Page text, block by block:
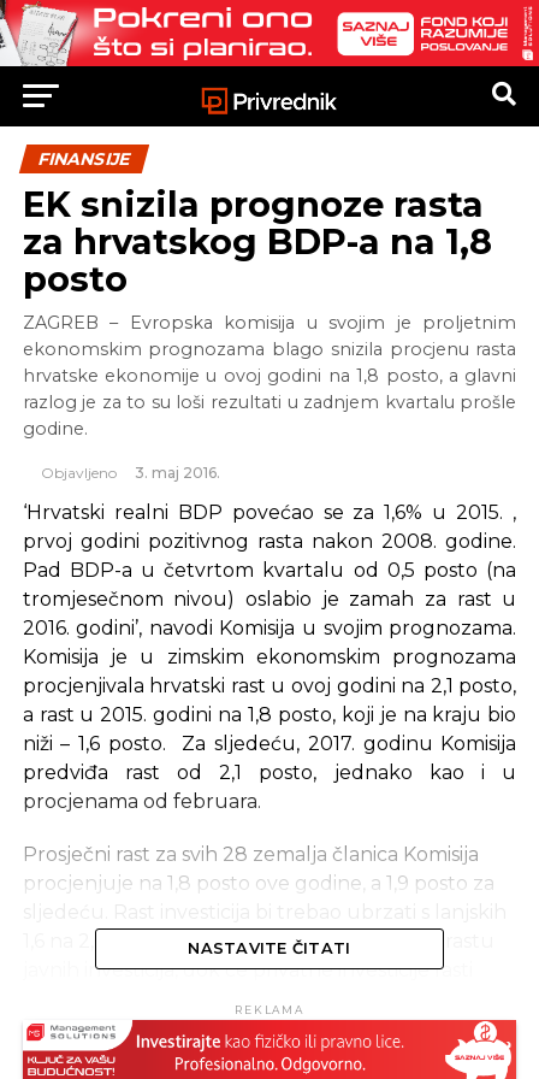
FINANSIJE
EK snizila prognoze rasta
za hrvatskog BDP-a na 1,8
posto
ZAGREB – Evropska komisija u svojim je proljetnim
ekonomskim prognozama blago snizila procjenu rasta
hrvatske ekonomije u ovoj godini na 1,8 posto, a glavni
razlog je za to su loši rezultati u zadnjem kvartalu prošle
godine.
Objavljeno 3. maj 2016.
‘Hrvatski realni BDP povećao se za 1,6% u 2015. ,
prvoj godini pozitivnog rasta nakon 2008. godine.
Pad BDP-a u četvrtom kvartalu od 0,5 posto (na
tromjesečnom nivou) oslabio je zamah za rast u
2016. godini’, navodi Komisija u svojim prognozama.
Komisija je u zimskim ekonomskim prognozama
procjenjivala hrvatski rast u ovoj godini na 2,1 posto,
a rast u 2015. godini na 1,8 posto, koji je na kraju bio
niži – 1,6 posto. Za sljedeću, 2017. godinu Komisija
predviđa rast od 2,1 posto, jednako kao i u
procjenama od februara.
Prosječni rast za svih 28 zemalja članica Komisija
procjenjuje na 1,8 posto ove godine, a 1,9 posto za
1,6 na 2,6 posto u ovoj godini, zahvaljujući porastu
javnih investicija, dok će privatne investicije rasti
očekuje sporiji rast izvoza i postepeno stabilizovanje
dobiti hrvatskih izvoznika u EU. Nakon rekordne
NASTAVITE ČITATI
REKLAMA